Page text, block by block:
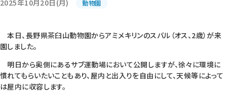
2025年10月20日(月) 動物園
本日、長野県茶臼山動物園からアミメキリンのスバル（オス、2歳）が来
園しました。
明日から奥側にあるサブ運動場において公開しますが、徐々に環境に
慣れてもらいたいこともあり、屋内と出入りを自由にして、天候等によって
は屋内に収容します。